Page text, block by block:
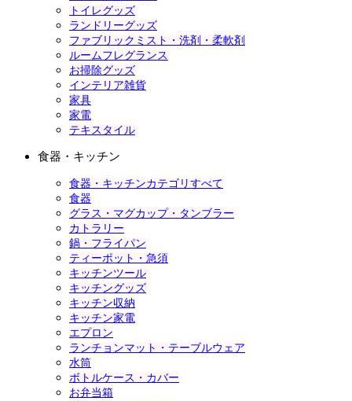
トイレグッズ
ランドリーグッズ
ファブリックミスト・洗剤・柔軟剤
ルームフレグランス
お掃除グッズ
インテリア雑貨
家具
家電
テキスタイル
食器・キッチン
食器・キッチンカテゴリすべて
食器
グラス・マグカップ・タンブラー
カトラリー
鍋・フライパン
ティーポット・急須
キッチンツール
キッチングッズ
キッチン収納
キッチン家電
エプロン
ランチョンマット・テーブルウェア
水筒
ボトルケース・カバー
お弁当箱